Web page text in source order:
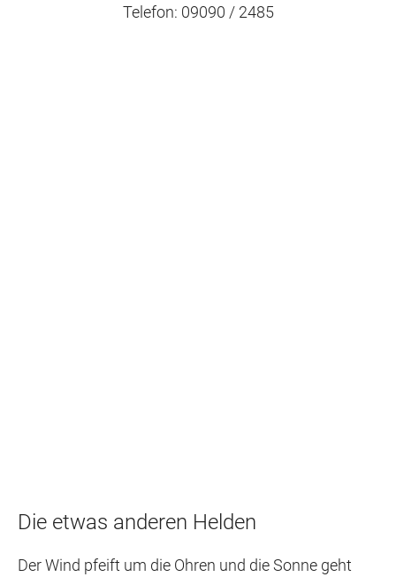
Telefon: 09090 / 2485
Die etwas anderen Helden
Der Wind pfeift um die Ohren und die Sonne geht